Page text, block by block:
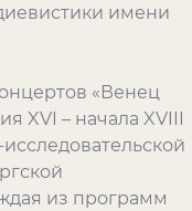
имени
«Венец
XVI – начала XVIII
из программ